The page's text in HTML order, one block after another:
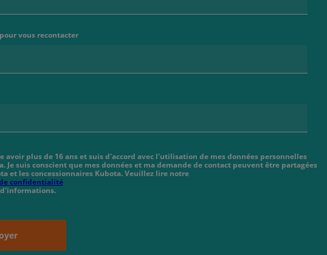
vous recontacter
avoir plus de 16 ans et suis d'accord avec l'utilisation de mes données personnelles
Je suis conscient que mes données et ma demande de contact peuvent être partagées
et les concessionnaires Kubota. Veuillez lire notre
confidentialité